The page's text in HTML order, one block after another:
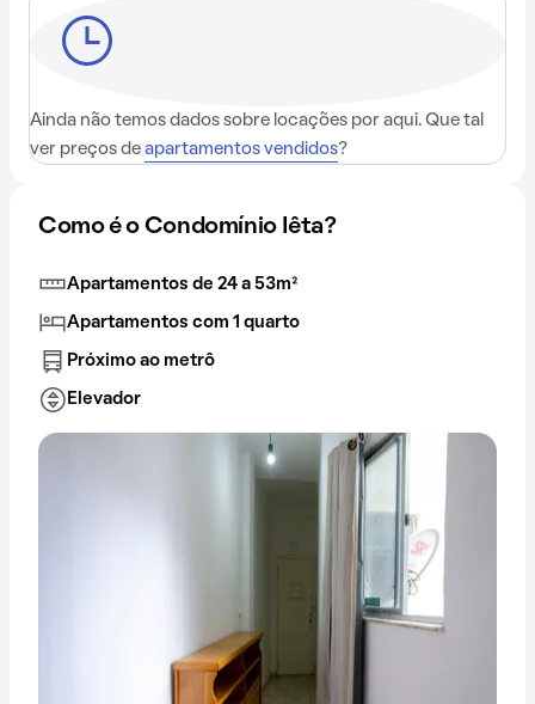
Ainda não temos dados sobre locações por aqui. Que tal
ver preços de apartamentos vendidos?
Como é o Condomínio Iêta?
Apartamentos de 24 a 53m²
Apartamentos com 1 quarto
Próximo ao metrô
Elevador